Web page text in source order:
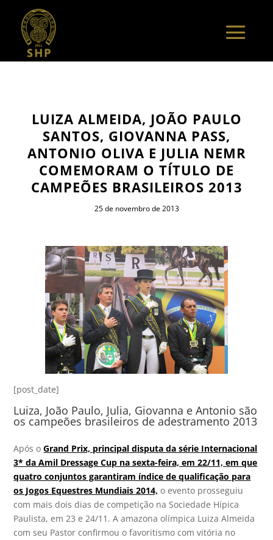
LUIZA ALMEIDA, JOÃO PAULO
SANTOS, GIOVANNA PASS,
ANTONIO OLIVA E JULIA NEMR
COMEMORAM O TÍTULO DE
CAMPEÕES BRASILEIROS 2013
25 de novembro de 2013
[post_date]
Luiza, João Paulo, Julia, Giovanna e Antonio são
os campeões brasileiros de adestramento 2013
Após oGrand Prix, principal disputa da série Internacional
3* da Amil Dressage Cup na sexta-feira, em 22/11, em que
quatro conjuntos garantiram índice de qualificação para
os Jogos Equestres Mundiais 2014, o evento prosseguiu
com mais dois dias de competição na Sociedade Hípica
Paulista, em 23 e 24/11. A amazona olímpica Luiza Almeida
com seu Pastor confirmou o favoritismo com vitória no